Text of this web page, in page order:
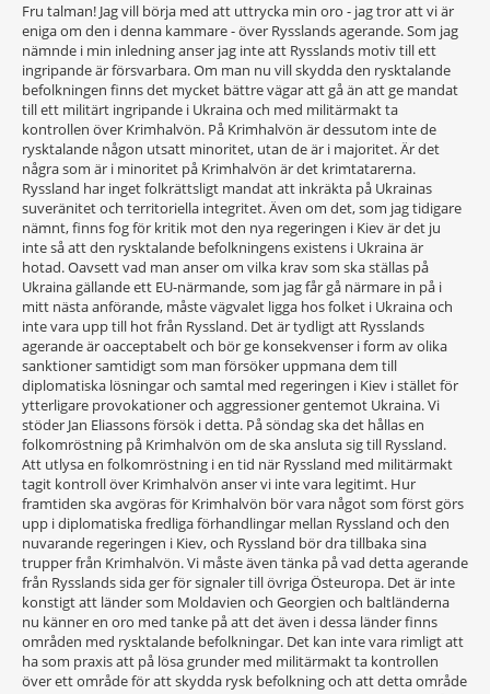
Fru talman! Jag vill börja med att uttrycka min oro - jag tror att vi är
eniga om den i denna kammare - över Rysslands agerande. Som jag
nämnde i min inledning anser jag inte att Rysslands motiv till ett
ingripande är försvarbara. Om man nu vill skydda den rysktalande
befolkningen finns det mycket bättre vägar att gå än att ge mandat
till ett militärt ingripande i Ukraina och med militärmakt ta
kontrollen över Krimhalvön. På Krimhalvön är dessutom inte de
rysktalande någon utsatt minoritet, utan de är i majoritet. Är det
några som är i minoritet på Krimhalvön är det krimtatarerna.
Ryssland har inget folkrättsligt mandat att inkräkta på Ukrainas
suveränitet och territoriella integritet. Även om det, som jag tidigare
nämnt, finns fog för kritik mot den nya regeringen i Kiev är det ju
inte så att den rysktalande befolkningens existens i Ukraina är
hotad. Oavsett vad man anser om vilka krav som ska ställas på
Ukraina gällande ett EU-närmande, som jag får gå närmare in på i
mitt nästa anförande, måste vägvalet ligga hos folket i Ukraina och
inte vara upp till hot från Ryssland. Det är tydligt att Rysslands
agerande är oacceptabelt och bör ge konsekvenser i form av olika
sanktioner samtidigt som man försöker uppmana dem till
diplomatiska lösningar och samtal med regeringen i Kiev i stället för
ytterligare provokationer och aggressioner gentemot Ukraina. Vi
stöder Jan Eliassons försök i detta. På söndag ska det hållas en
folkomröstning på Krimhalvön om de ska ansluta sig till Ryssland.
Att utlysa en folkomröstning i en tid när Ryssland med militärmakt
tagit kontroll över Krimhalvön anser vi inte vara legitimt. Hur
framtiden ska avgöras för Krimhalvön bör vara något som först görs
upp i diplomatiska fredliga förhandlingar mellan Ryssland och den
nuvarande regeringen i Kiev, och Ryssland bör dra tillbaka sina
trupper från Krimhalvön. Vi måste även tänka på vad detta agerande
från Rysslands sida ger för signaler till övriga Östeuropa. Det är inte
konstigt att länder som Moldavien och Georgien och baltländerna
nu känner en oro med tanke på att det även i dessa länder finns
områden med rysktalande befolkningar. Det kan inte vara rimligt att
ha som praxis att på lösa grunder med militärmakt ta kontrollen
över ett område för att skydda rysk befolkning och att detta område